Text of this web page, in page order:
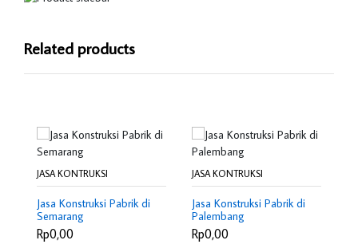
Related products
JASA KONTRUKSI
Jasa Konstruksi Pabrik di
Semarang
Rp0,00
JASA KONTRUKSI
Jasa Konstruksi Pabrik di
Palembang
Rp0,00